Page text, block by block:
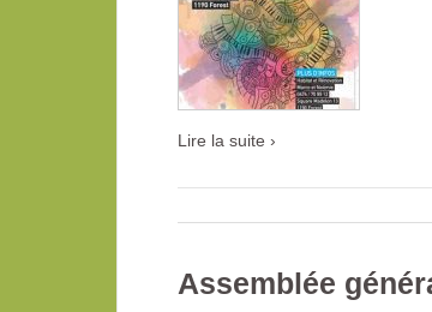
Lire la suite ›
Assemblée